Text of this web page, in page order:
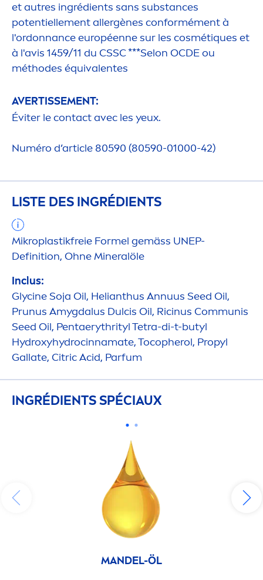
et autres ingrédients sans substances
potentiellement allergènes conformément à
l'ordonnance européenne sur les cosmétiques et
à l'avis 1459/11 du CSSC ***Selon OCDE ou
méthodes équivalentes
AVERTISSEMENT:
Éviter le contact avec les yeux.
Numéro d’article 80590 (80590-01000-42)
LISTE DES INGRÉDIENTS
Mikroplastikfreie Formel gemäss UNEP-
Definition, Ohne Mineralöle
Inclus:
GlycineSoja Oil, Helianthus Annuus Seed Oil,
Prunus Amygdalus Dulcis Oil, Ricinus Communis
Seed Oil, Pentaerythrityl Tetra-di-t-butyl
Hydroxyhydrocinnamate, Tocopherol, Propyl
Gallate, Citric Acid, Parfum
INGRÉDIENTS SPÉCIAUX
MANDEL-ÖL